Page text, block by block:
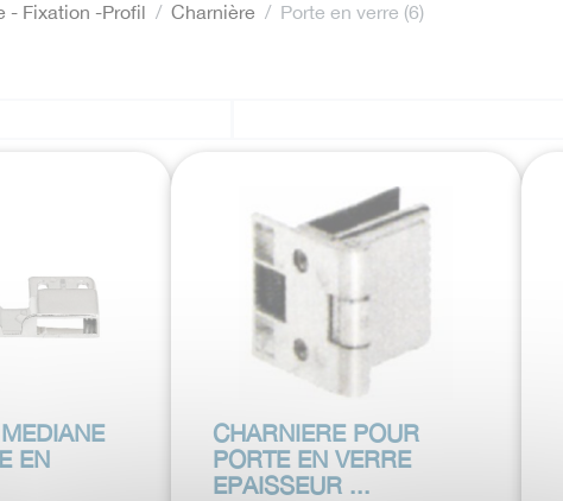
- Fixation -Profil Charnière Porte en verre (6)
EN
CHARNIERE POUR
PORTE EN VERRE
EPAISSEUR ...